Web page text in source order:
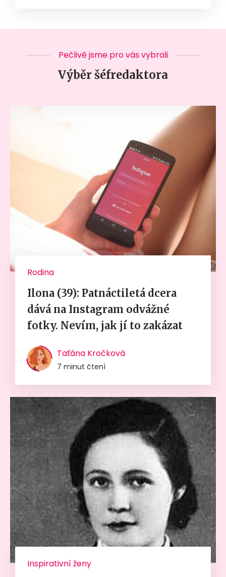
Pečlivě jsme pro vás vybrali
Výběr šéfredaktora
Rodina
Ilona (39): Patnáctiletá dcera
dává na Instagram odvážné
fotky. Nevím, jak jí to zakázat
Taťána Kročková
7 minut čtení
Inspirativní ženy